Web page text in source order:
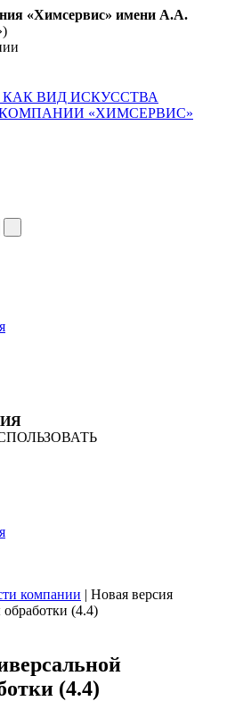
«Химсервис» имени А.А.
ВИД ИСКУССТВА
«ХИМСЕРВИС»
компании | Новая версия
(4.4)
(4.4)